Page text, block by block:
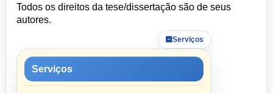
Todos os direitos da tese/dissertação são de seus
autores.
Serviços
Serviços